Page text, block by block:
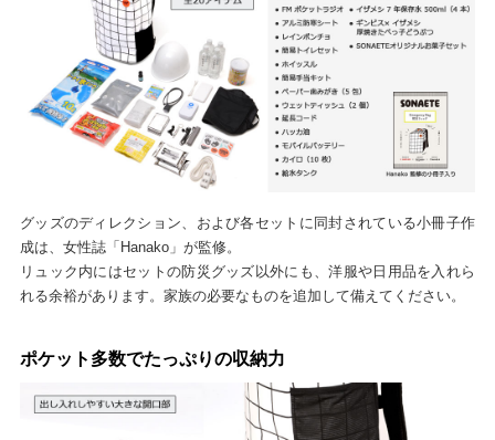
グッズのディレクション、および各セットに同封されている小冊子作
成は、女性誌「Hanako」が監修。
リュック内にはセットの防災グッズ以外にも、洋服や日用品を入れら
れる余裕があります。家族の必要なものを追加して備えてください。
ポケット多数でたっぷりの収納力